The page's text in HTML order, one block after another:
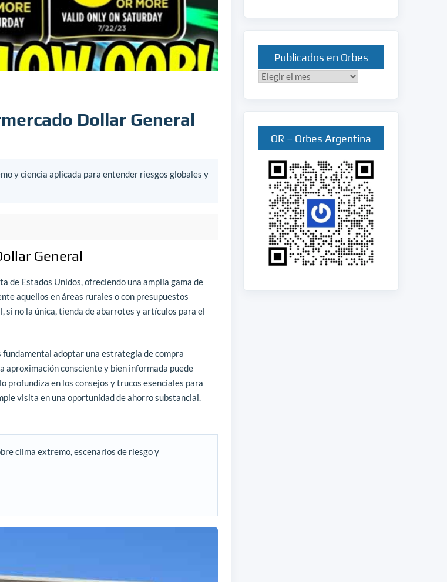
Dollar General
y ciencia aplicada para entender riesgos globales y
General
de Estados Unidos, ofreciendo una amplia gama de
aquellos en áreas rurales o con presupuestos
si no la única, tienda de abarrotes y artículos para el
adoptar una estrategia de compra
aproximación consciente y bien informada puede
en los consejos y trucos esenciales para
visita en una oportunidad de ahorro substancial.
clima extremo, escenarios de riesgo y
Publicados en Orbes
Publicados
QR – Orbes Argentina